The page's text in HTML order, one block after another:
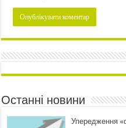
Останні новини
Упередження